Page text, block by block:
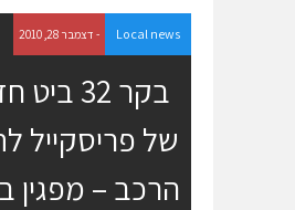
l
e
N
Local news - דצמבר 28, 2010
בקר 32
של פריסקייל
הרכב – מפגין